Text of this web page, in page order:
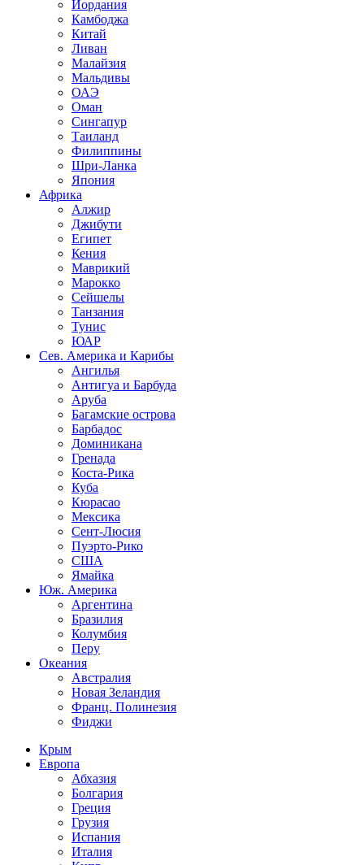
Иордания
Камбоджа
Китай
Ливан
Малайзия
Мальдивы
ОАЭ
Оман
Сингапур
Таиланд
Филиппины
Шри-Ланка
Япония
Африка
Алжир
Джибути
Египет
Кения
Маврикий
Марокко
Сейшелы
Танзания
Тунис
ЮАР
Сев. Америка и Карибы
Ангилья
Антигуа и Барбуда
Аруба
Багамские острова
Барбадос
Доминикана
Гренада
Коста-Рика
Куба
Кюрасао
Мексика
Сент-Люсия
Пуэрто-Рико
США
Ямайка
Юж. Америка
Аргентина
Бразилия
Колумбия
Перу
Океания
Австралия
Новая Зеландия
Франц. Полинезия
Фиджи
Крым
Европа
Абхазия
Болгария
Греция
Грузия
Испания
Италия